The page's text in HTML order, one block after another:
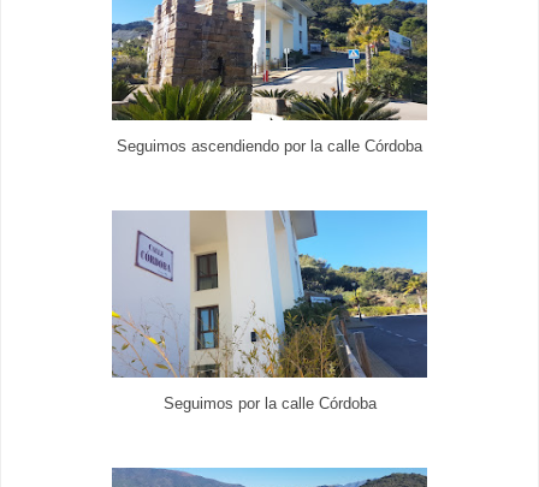
Seguimos ascendiendo por la calle Córdoba
Seguimos por la calle Córdoba